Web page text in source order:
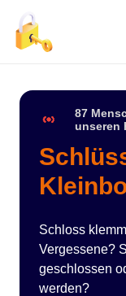
87
unseren
Schloss
Vergessene?
geschlossen
werden?